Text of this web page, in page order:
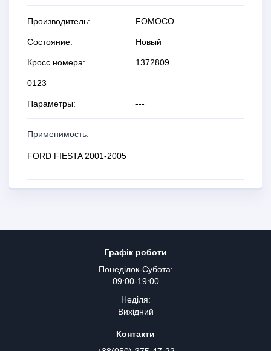
Производитель: FOMOCO
Состояние: Новый
Кросс номера: 1372809
0123
Параметры: ---
Применимость:
FORD FIESTA 2001-2005
Графік роботи
Понеділок-Субота:
09:00-19:00
Неділя:
Вихідний
Контакти